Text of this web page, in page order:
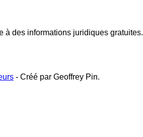
à des informations juridiques gratuites.
- Créé par Geoffrey Pin.